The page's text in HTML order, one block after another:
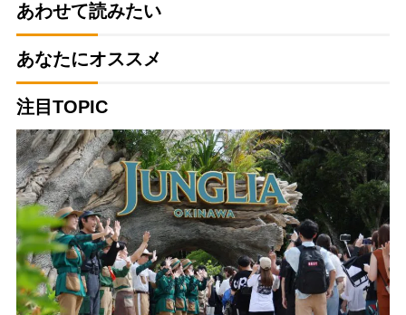
あわせて読みたい
あなたにオススメ
注目TOPIC